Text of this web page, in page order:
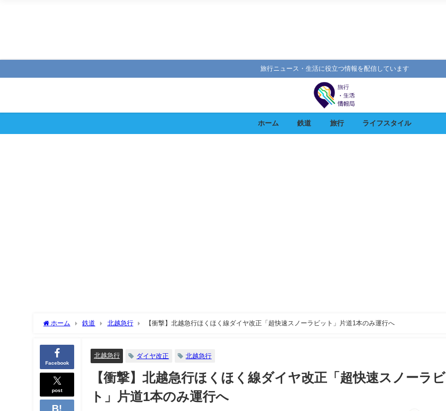
旅行ニュース・生活に役立つ情報を配信しています
ホーム 鉄道 旅行 ライフスタイル
ホーム 鉄道 北越急行 【衝撃】北越急行ほくほく線ダイヤ改正「超快速スノーラビット」片道1本のみ運行へ
Facebook
post
北越急行 ダイヤ改正 北越急行
【衝撃】北越急行ほくほく線ダイヤ改正「超快速スノーラ
ト」片道1本のみ運行へ